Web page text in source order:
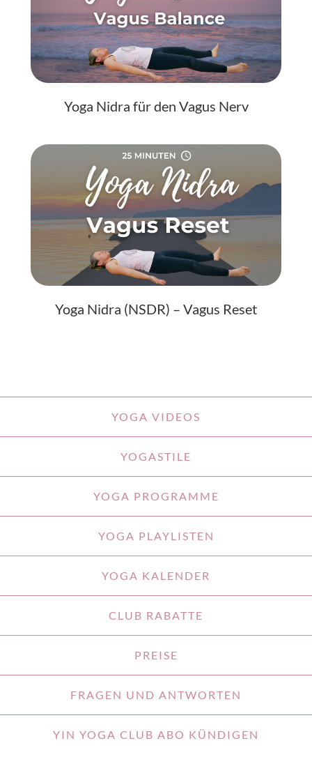
Yoga Nidra für den Vagus Nerv
Yoga Nidra (NSDR) – Vagus Reset
YOGA VIDEOS
YOGASTILE
YOGA PROGRAMME
YOGA PLAYLISTEN
YOGA KALENDER
CLUB RABATTE
PREISE
FRAGEN UND ANTWORTEN
YIN YOGA CLUB ABO KÜNDIGEN